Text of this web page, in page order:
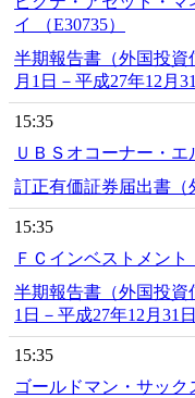
イ （E30735）
半期報告書（外国投資
月1日－平成27年12月
15:35
ＵＢＳオコーナー・エ
訂正有価証券届出書（
15:35
ＦＣインベストメント
半期報告書（外国投資
1日－平成27年12月31
15:35
ゴールドマン・サッ